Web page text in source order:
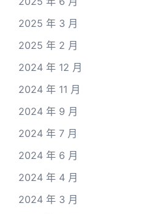
2025 年 3 月
2025 年 2 月
2024 年 12 月
2024 年 11 月
2024 年 9 月
2024 年 7 月
2024 年 6 月
2024 年 4 月
2024 年 3 月